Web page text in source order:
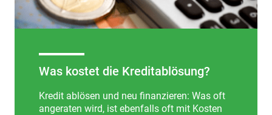
Was kostet die Kreditablösung?
Kredit ablösen und neu finanzieren: Was oft
angeraten wird, ist ebenfalls oft mit Kosten